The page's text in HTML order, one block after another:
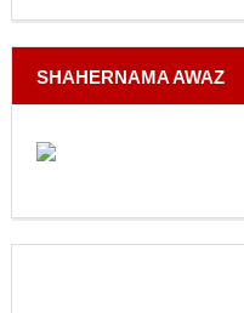
SHAHERNAMA AWAZ